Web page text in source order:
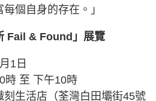
個自身的存在。」
Fail & Found」展覽
1日
時 至 下午10時
刻生活店（荃灣白田壩街45號